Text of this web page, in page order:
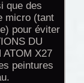
que des
micro (tant
pour éviter
DU
ATOM X27
peintures